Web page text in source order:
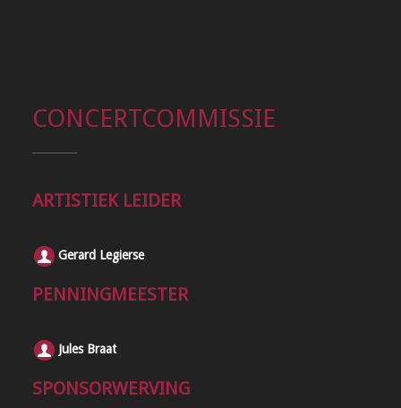
CONCERTCOMMISSIE
ARTISTIEK LEIDER
Gerard Legierse
PENNINGMEESTER
Jules Braat
SPONSORWERVING